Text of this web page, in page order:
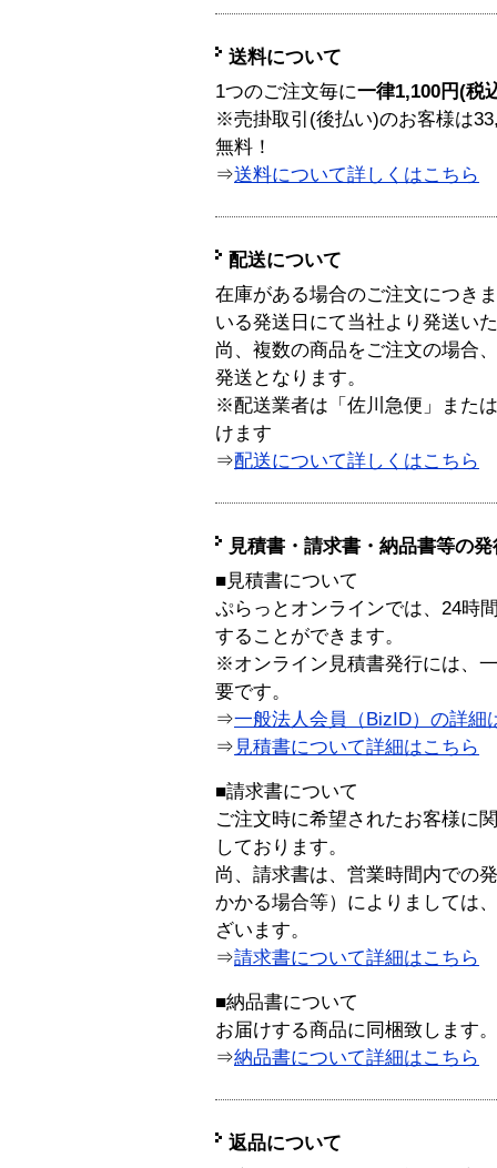
送料について
1つのご注文毎に一律1,100円(税
※売掛取引(後払い)のお客様は
無料！
⇒送料について詳しくはこちら
配送について
在庫がある場合のご注文につき
いる発送日にて当社より発送い
尚、複数の商品をご注文の場合
発送となります。
※配送業者は「佐川急便」また
けます
⇒配送について詳しくはこちら
見積書・請求書・納品書等の
■見積書について
ぷらっとオンラインでは、24時
することができます。
※オンライン見積書発行には、
要です。
⇒一般法人会員（BizID）の詳細
⇒ 見積書について詳細はこちら
■請求書について
ご注文時に希望されたお客様に
しております。
尚、請求書は、営業時間内での
かかる場合等）によりましては
ざいます。
⇒請求書について詳細はこちら
■納品書について
お届けする商品に同梱致します。
⇒納品書について詳細はこちら
返品について